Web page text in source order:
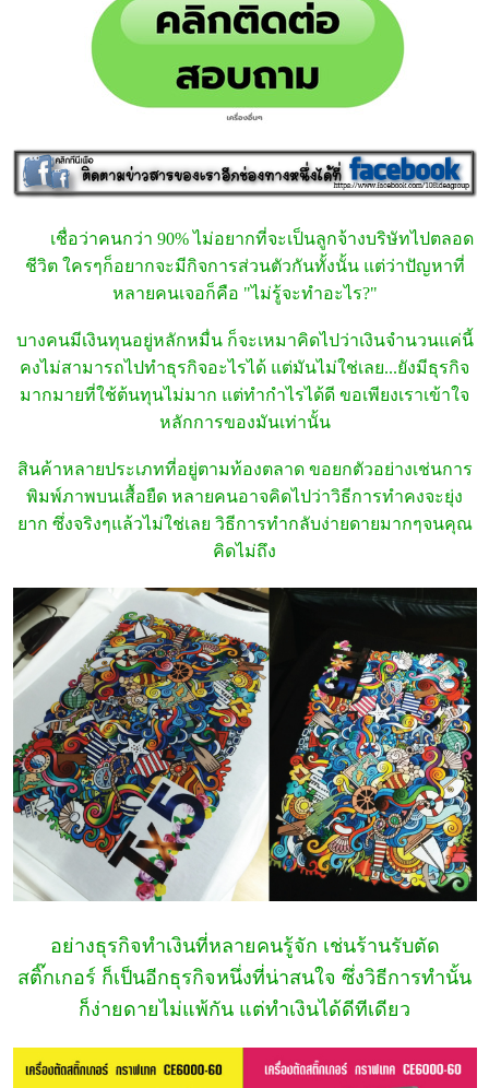
เชื่อว่าคนกว่า 90% ไม่อยากที่จะเป็นลูกจ้างบริษัทไปตลอด
ชีวิต ใครๆก็อยากจะมีกิจการส่วนตัวกันทั้งนั้น แต่ว่าปัญหาที่
หลายคนเจอก็คือ "ไม่รู้จะทำอะไร?"
บางคนมีเงินทุนอยู่หลักหมื่น ก็จะเหมาคิดไปว่าเงินจำนวนแค่นี้
คงไม่สามารถไปทำธุรกิจอะไรได้ แต่มันไม่ใช่เลย...ยังมีธุรกิจ
มากมายที่ใช้ต้นทุนไม่มาก แต่ทำกำไรได้ดี ขอเพียงเราเข้าใจ
หลักการของมันเท่านั้น
สินค้าหลายประเภทที่อยู่ตามท้องตลาด ขอยกตัวอย่างเช่นการ
พิมพ์ภาพบนเสื้อยืด หลายคนอาจคิดไปว่าวิธีการทำคงจะยุ่ง
ยาก ซึ่งจริงๆแล้วไม่ใช่เลย วิธีการทำกลับง่ายดายมากๆจนคุณ
คิดไม่ถึง
อย่างธุรกิจทำเงินที่หลายคนรู้จัก เช่นร้านรับตัด
สติ๊กเกอร์ ก็เป็นอีกธุรกิจหนึ่งที่น่าสนใจ ซึ่งวิธีการทำนั้น
ก็ง่ายดายไม่แพ้กัน แต่ทำเงินได้ดีทีเดียว